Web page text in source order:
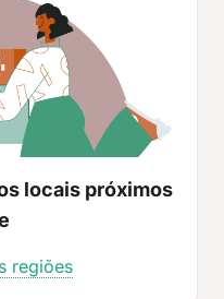
locais próximos
regiões